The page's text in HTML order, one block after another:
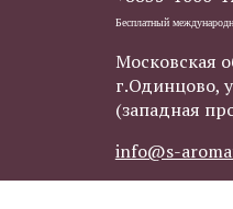
Бесплатный
Московская
г.Одинцово,
(западная
info@s-